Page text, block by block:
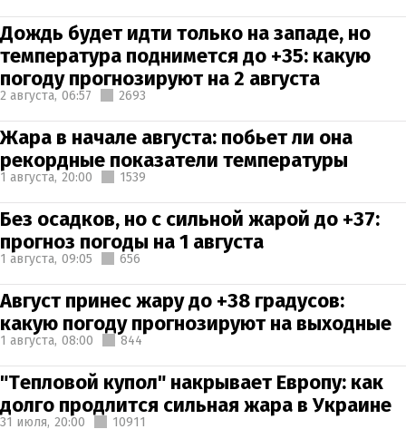
Дождь будет идти только на западе, но
температура поднимется до +35: какую
погоду прогнозируют на 2 августа
2 августа, 06:57 2693
Жара в начале августа: побьет ли она
рекордные показатели температуры
1 августа, 20:00 1539
Без осадков, но с сильной жарой до +37:
прогноз погоды на 1 августа
1 августа, 09:05 656
Август принес жару до +38 градусов:
какую погоду прогнозируют на выходные
1 августа, 08:00 844
"Тепловой купол" накрывает Европу: как
долго продлится сильная жара в Украине
31 июля, 20:00 10911